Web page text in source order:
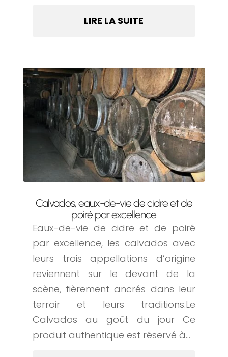
LIRE LA SUITE
Calvados, eaux-de-vie de cidre et de
poiré par excellence
Eaux-de-vie de cidre et de poiré
par excellence, les calvados avec
leurs trois appellations d’origine
reviennent sur le devant de la
scène, fièrement ancrés dans leur
terroir et leurs traditions.Le
Calvados au goût du jour Ce
produit authentique est réservé à...